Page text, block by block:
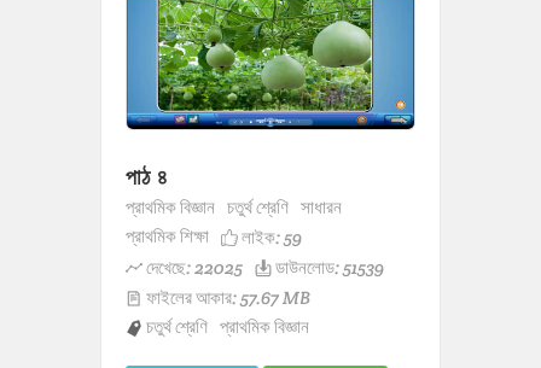
পাঠ ৪
প্রাথমিক বিজ্ঞান চতুর্থ শ্রেণি সাধারন
প্রাথমিক শিক্ষা
লাইক:59
দেখেছে: 22025
ডাউনলোড: 51539
ফাইলের আকার: 57.67 MB
চতুর্থ শ্রেণি প্রাথমিক বিজ্ঞান